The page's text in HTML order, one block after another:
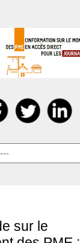
sur le